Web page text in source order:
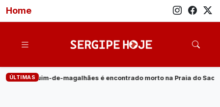
Home
ÚLTIMASna Praia do Saco · Empresa de energia elétrica oferta